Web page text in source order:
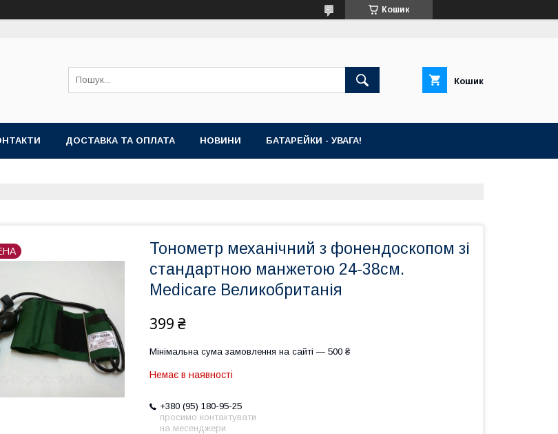
Кошик
Кошик
ДОСТАВКА ТА ОПЛАТА НОВИНИ БАТАРЕЙКИ - УВАГА!
Тонометр механічний з фонендоскопом зі
стандартною манжетою 24-38см.
Medicare Великобританія
399 ₴
Мінімальна сума замовлення на сайті — 500 ₴
Немає в наявності
+380 (95) 180-95-25
просимо контактувати
на месенджери